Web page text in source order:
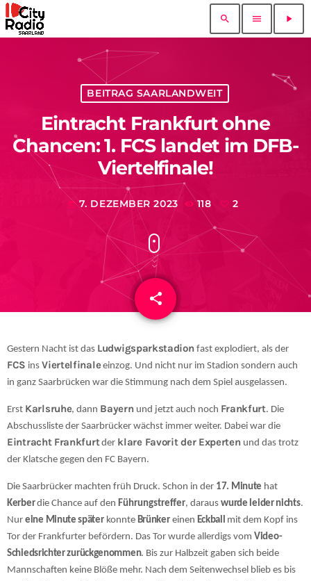
search menu play_arrow
BEITRAG SAARLANDWEIT
Eintracht Frankfurt ohne
Chancen: 1. FCS landet im DFB-
Viertelfinale!
today 7. DEZEMBER 2023 118 2
share
email
Gestern Nacht ist das Ludwigsparkstadionfast explodiert, als der
FCS insViertelfinaleeinzog. Und nicht nur im Stadion sondern auch
in ganz Saarbrücken war die Stimmung nach dem Spiel ausgelassen.
Erst Karlsruhe, dann Bayernund jetzt auch noch Frankfurt. Die
Abschussliste der Saarbrücker wächst immer weiter. Dabei war die
Eintracht Frankfurtder klare Favorit der Expertenund das trotz
der Klatsche gegen den FC Bayern.
Die Saarbrücker machten früh Druck. Schon in der 17. Minute hat
Kerberdie Chance auf denFührungstreffer, darauswurde leider nichts.
Nur eine Minute späterkonnte Brünkereinen Eckball mit dem Kopf ins
Tor der Frankfurter befördern. Das Tor wurde allerdigs vom Video-
Schiedsrichter zurückgenommen. Bis zur Halbzeit gaben sich beide
Mannschaften keine Blöße mehr. Nach dem Seitenwechsel blieb es bis